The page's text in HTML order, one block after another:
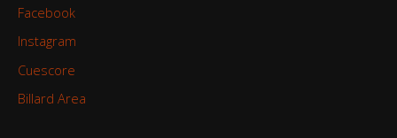
Facebook
Instagram
Cuescore
Billard Area